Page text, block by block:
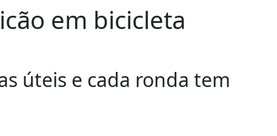
em bicicleta
úteis e cada ronda tem